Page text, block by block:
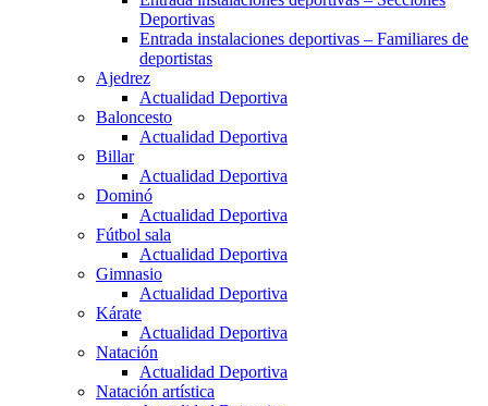
Deportivas
Entrada instalaciones deportivas – Familiares de
deportistas
Ajedrez
Actualidad Deportiva
Baloncesto
Actualidad Deportiva
Billar
Actualidad Deportiva
Dominó
Actualidad Deportiva
Fútbol sala
Actualidad Deportiva
Gimnasio
Actualidad Deportiva
Kárate
Actualidad Deportiva
Natación
Actualidad Deportiva
Natación artística